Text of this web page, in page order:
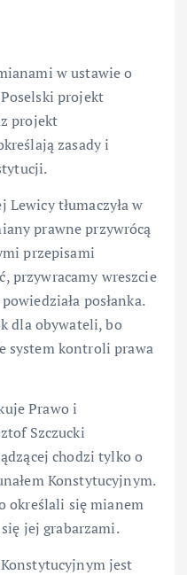
w ustawie o
projekt
projekt
zasady i
tłumaczyła w
prawne przywrócą
przepisami
przywracamy wreszcie
posłanka.
dla obywateli, bo
system kontroli prawa
Prawo i
Szczucki
chodzi tylko o
Konstytucyjnym.
określali się mianem
jej grabarzami.
jest